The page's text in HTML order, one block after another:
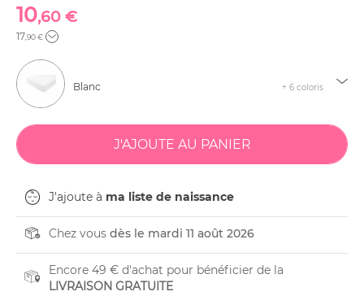
10,60 €
17,90 €
Blanc + 6 coloris
J'ajoute à ma liste de naissance
Chez vous dès le mardi 11 août 2026
Encore 49 € d'achat pour bénéficier de la
LIVRAISON GRATUITE